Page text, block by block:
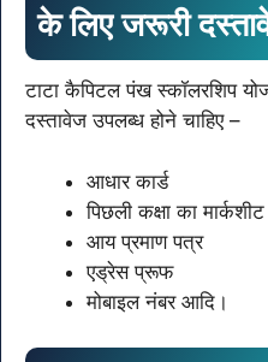
के लिए जरूरी
टाटा कैपिटल पंख स्कॉलरशिप
दस्तावेज उपलब्ध होने चाहिए –
आधार कार्ड
पिछली कक्षा का मार्कशीट
आय प्रमाण पत्र
एड्रेस प्रूफ
मोबाइल नंबर आदि।